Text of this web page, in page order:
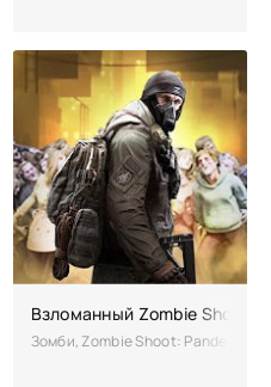
- Zombie Killer (Мод)
– один из лучших тиров в жанре
Взломанный Zombie Shoot:
Зомби, Zombie Shoot: Pandemic